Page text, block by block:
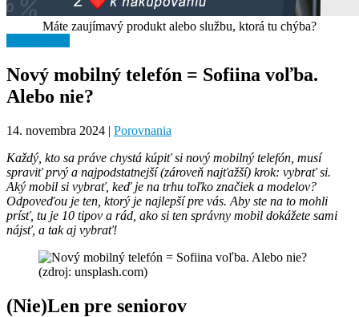
Máte zaujímavý produkt alebo službu, ktorá tu chýba?
Nový mobilný telefón = Sofiina voľba.
Alebo nie?
14. novembra 2024 | Porovnania
Každý, kto sa práve chystá kúpiť si nový mobilný telefón, musí
spraviť prvý a najpodstatnejší (zároveň najťažší) krok: vybrať si.
Aký mobil si vybrať, keď je na trhu toľko značiek a modelov?
Odpoveďou je ten, ktorý je najlepší pre vás. Aby ste na to mohli
prísť, tu je 10 tipov a rád, ako si ten správny mobil dokážete sami
nájsť, a tak aj vybrať!
(zdroj: unsplash.com)
(Nie)Len pre seniorov